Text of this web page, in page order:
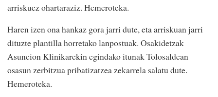
arriskuez ohartaraziz. Hemeroteka.
Haren izen ona hankaz gora jarri dute, eta arriskuan jarri
dituzte plantilla horretako lanpostuak. Osakidetzak
Asuncion Klinikarekin egindako itunak Tolosaldean
osasun zerbitzua pribatizatzea zekarrela salatu dute.
Hemeroteka.